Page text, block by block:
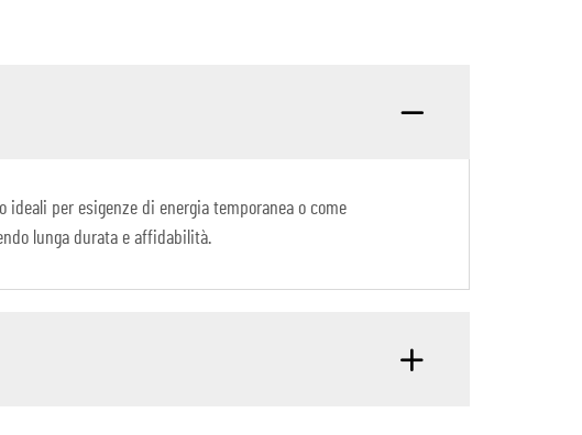
per esigenze di energia temporanea o come
lunga durata e affidabilità.